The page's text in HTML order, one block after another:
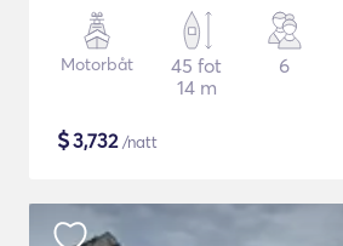
Motorbåt
45 fot
14 m
6
$3,732/natt